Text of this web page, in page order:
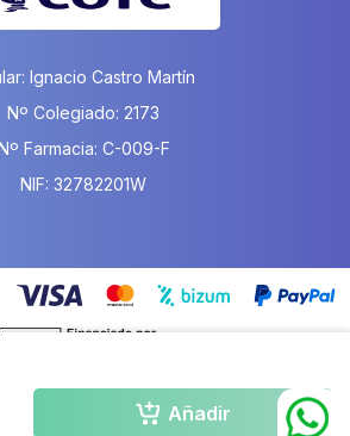
Añadir
Ignacio Castro Martín
Nº Colegiado: 2173
Farmacia: C-009-F
NIF: 32782201W